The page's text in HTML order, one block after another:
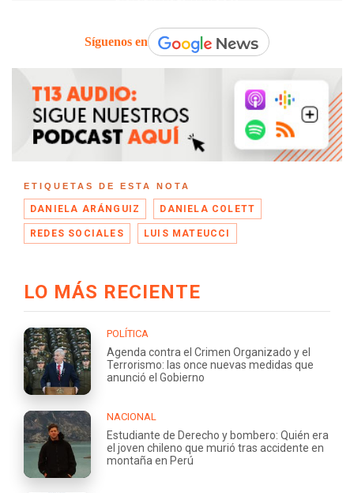
Síguenos en
ETIQUETAS DE ESTA NOTA
DANIELA ARÁNGUIZ DANIELA COLETT
REDES SOCIALES LUIS MATEUCCI
LO MÁS RECIENTE
POLÍTICA
Agenda contra el Crimen Organizado y el
Terrorismo: las once nuevas medidas que
anunció el Gobierno
NACIONAL
Estudiante de Derecho y bombero: Quién era
el joven chileno que murió tras accidente en
montaña en Perú